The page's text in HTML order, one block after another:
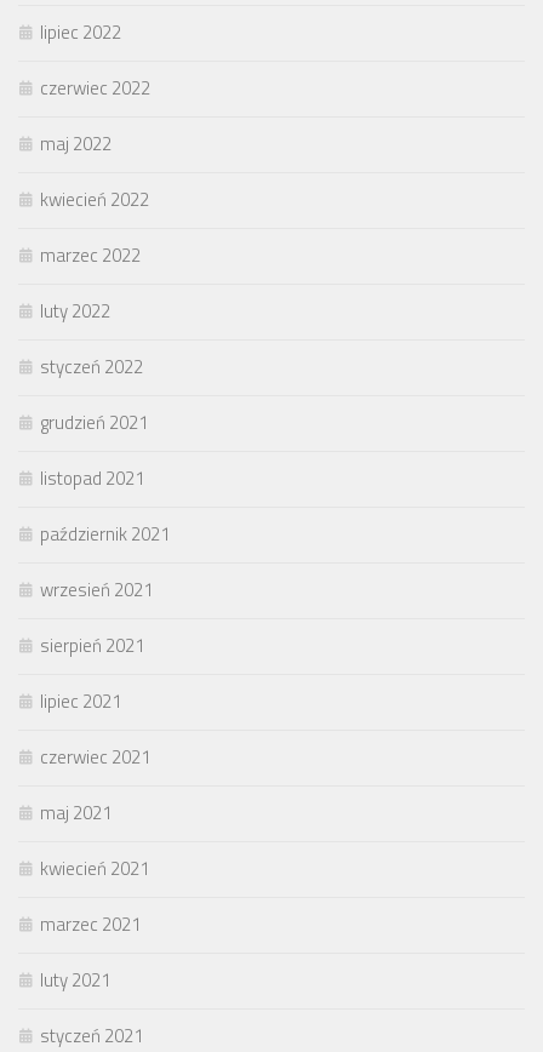
lipiec 2022
czerwiec 2022
maj 2022
kwiecień 2022
marzec 2022
luty 2022
styczeń 2022
grudzień 2021
listopad 2021
październik 2021
wrzesień 2021
sierpień 2021
lipiec 2021
czerwiec 2021
maj 2021
kwiecień 2021
marzec 2021
luty 2021
styczeń 2021